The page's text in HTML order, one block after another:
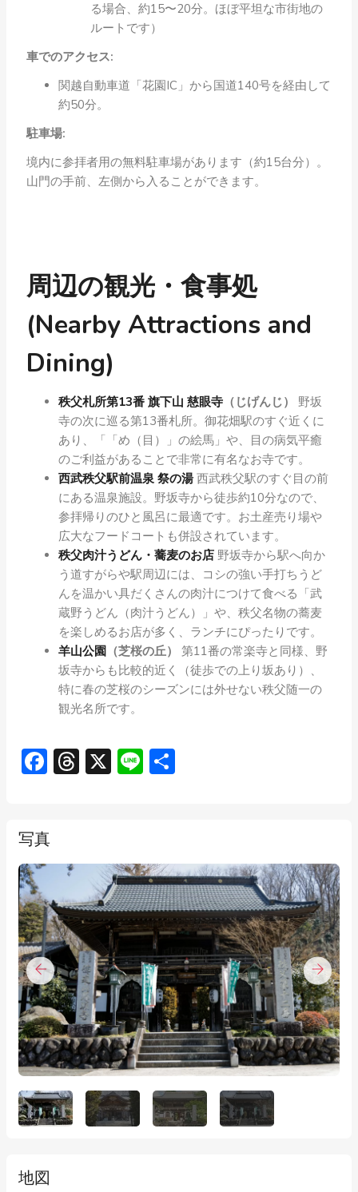
る場合、約15〜20分。ほぼ平坦な市街地の
ルートです）
車でのアクセス:
関越自動車道「花園IC」から国道140号を経由して
約50分。
駐車場:
境内に参拝者用の無料駐車場があります（約15台分）。
山門の手前、左側から入ることができます。
周辺の観光・食事処
(Nearby Attractions and
Dining)
秩父札所第13番 旗下山 慈眼寺 （じげんじ）
野坂
寺の次に巡る第13番札所。御花畑駅のすぐ近くに
あり、「「め（目）」の絵馬」や、目の病気平癒
のご利益があることで非常に有名なお寺です。
西武秩父駅前温泉 祭の湯 西武秩父駅のすぐ目の前
にある温泉施設。野坂寺から徒歩約10分なので、
参拝帰りのひと風呂に最適です。お土産売り場や
広大なフードコートも併設されています。
秩父肉汁うどん・蕎麦のお店 野坂寺から駅へ向か
う道すがらや駅周辺には、コシの強い手打ちうど
んを温かい具だくさんの肉汁につけて食べる「武
蔵野うどん（肉汁うどん）」や、秩父名物の蕎麦
を楽しめるお店が多く、ランチにぴったりです。
羊山公園 （芝桜の丘）
第11番の常楽寺と同様、野
坂寺からも比較的近く（徒歩での上り坂あり）、
特に春の芝桜のシーズンには外せない秩父随一の
観光名所です。
Facebook
Threads
X Line
写真
地図